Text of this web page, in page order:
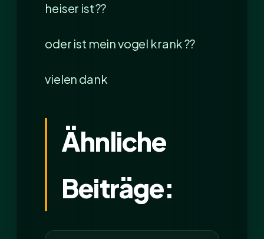
heiser ist ??
oder ist mein vogel krank ??
vielen dank
Ähnliche
Beiträge: